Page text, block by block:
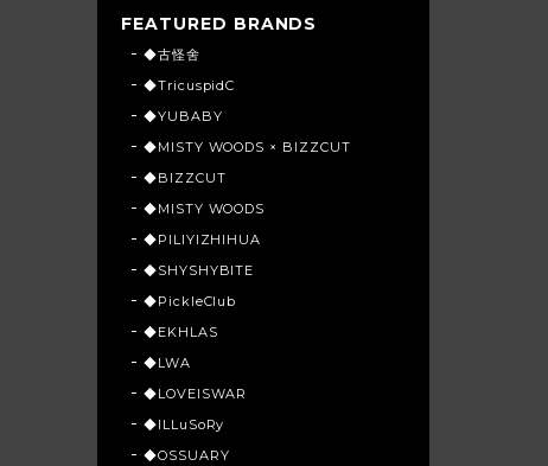
FEATURED BRANDS
◆古怪舍
◆TricuspidC
◆YUBABY
◆MISTY WOODS × BIZZCUT
◆BIZZCUT
◆MISTY WOODS
◆PILIYIZHIHUA
◆SHYSHYBITE
◆PickleClub
◆EKHLAS
◆LWA
◆LOVEISWAR
◆ILLuSoRy
◆OSSUARY